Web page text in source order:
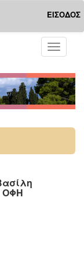
ΕΙΣΟΔΟΣ
Toggle
ΟΦΗ